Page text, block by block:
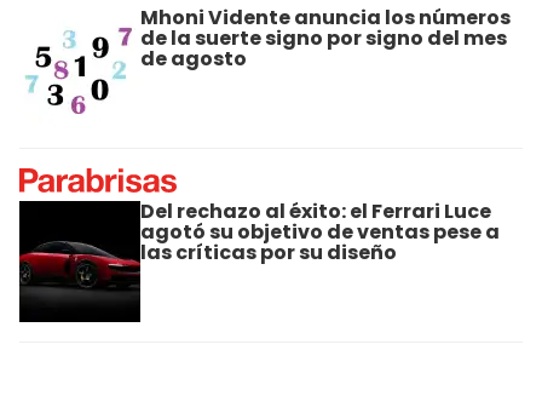
Mhoni Vidente anuncia los números
de la suerte signo por signo del mes
de agosto
Del rechazo al éxito: el Ferrari Luce
agotó su objetivo de ventas pese a
las críticas por su diseño